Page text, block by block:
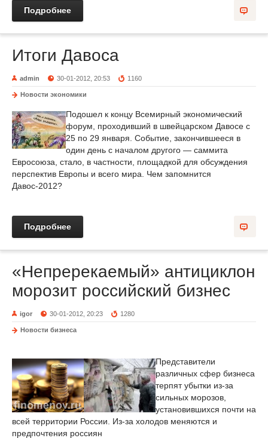
Подробнее
Итоги Давоса
admin 30-01-2012, 20:53 1160
Новости экономики
Подошел к концу Всемирный экономический
форум, проходивший в швейцарском Давосе с
25 по 29 января. Событие, закончившееся в
один день с началом другого — саммита
Евросоюза, стало, в частности, площадкой для обсуждения
перспектив Европы и всего мира. Чем запомнится
Давос-2012?
Подробнее
«Непререкаемый» антициклон
морозит российский бизнес
igor 30-01-2012, 20:23 1280
Новости бизнеса
Представители
различных сфер бизнеса
терпят убытки из-за
сильных морозов,
установившихся почти на
всей территории России. Из-за холодов меняются и
предпочтения россиян